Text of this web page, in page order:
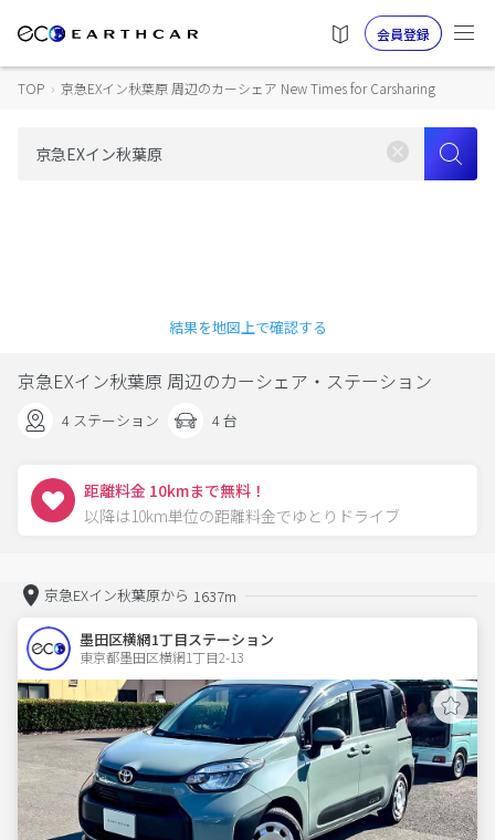
会員登録
TOP › 京急EXイン秋葉原 周辺のカーシェア New Times for Carsharing
結果を地図上で確認する
京急EXイン秋葉原 周辺のカーシェア・ステーション
4 ステーション 4 台
距離料金 10kmまで無料！
以降は10km単位の距離料金でゆとりドライブ
京急EXイン秋葉原から 1637m
墨田区横網1丁目ステーション
東京都墨田区横網1丁目2-13